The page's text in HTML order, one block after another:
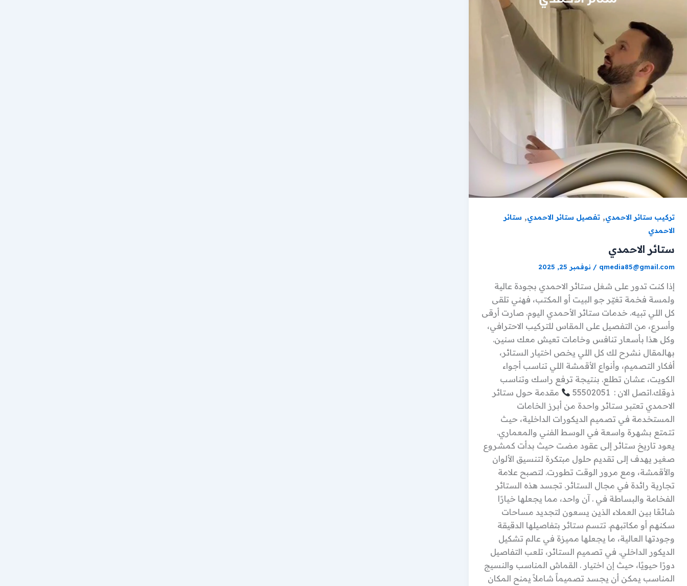
تركيب ستائر الاحمدي, تفصيل ستائر الاحمدي, ستائر
الاحمدي
ستائر الاحمدي
qmedia85@gmail.com
/ نوفمبر 25, 2025
إذا كنت تدور على شغل ستائر الاحمدي بجودة عالية
ولمسة فخمة تغيّر جو البيت أو المكتب، فهني تلقى
كل اللي تبيه. خدمات ستائر الأحمدي اليوم. صارت أرقى
وأسرع، من التفصيل على المقاس للتركيب الاحترافي،
وكل هذا بأسعار تنافس وخامات تعيش معك سنين.
بهالمقال نشرح لك كل اللي يخص اختيار الستائر،
أفكار التصميم، وأنواع الأقمشة اللي تناسب أجواء
الكويت، عشان تطلع. بنتيجة ترفع راسك وتناسب
ذوقك.اتصل الان : 55502051
مقدمة حول ستائر
الاحمدي تعتبر ستائر واحدة من أبرز الخامات
المستخدمة في تصميم الديكورات الداخلية، حيث
تتمتع بشهرة واسعة في الوسط الفني والمعماري.
يعود تاريخ ستائر إلى عقود مضت حيث بدأت كمشروع
صغير يهدف إلى تقديم حلول مبتكرة لتنسيق الألوان
والأقمشة، ومع مرور الوقت تطورت. لتصبح علامة
تجارية رائدة في مجال الستائر. تجسد هذه الستائر
الفخامة والبساطة في . آن واحد، مما يجعلها خيارًا
شائعًا بين العملاء الذين يسعون لتجديد مساحات
سكنهم أو مكاتبهم. تتسم ستائر بتفاصيلها الدقيقة
وجودتها العالية، ما يجعلها مميزة في عالم تشكيل
الديكور الداخلي. في تصميم الستائر، تلعب التفاصيل
دورًا حيويًا، حيث إن اختيار . القماش المناسب والنسيج
المناسب يمكن أن يجسد تصميماً شاملاً يمنح المكان